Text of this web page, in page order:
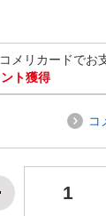
メリカードでお
ト獲得
コ